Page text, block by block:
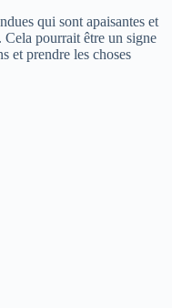
qui sont apaisantes et
Cela pourrait être un signe
et prendre les choses